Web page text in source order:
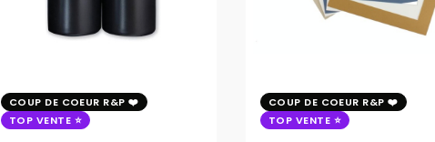
COUP DE COEUR R&P
TOP VENTE
COUP DE COEUR R&P
TOP VENTE